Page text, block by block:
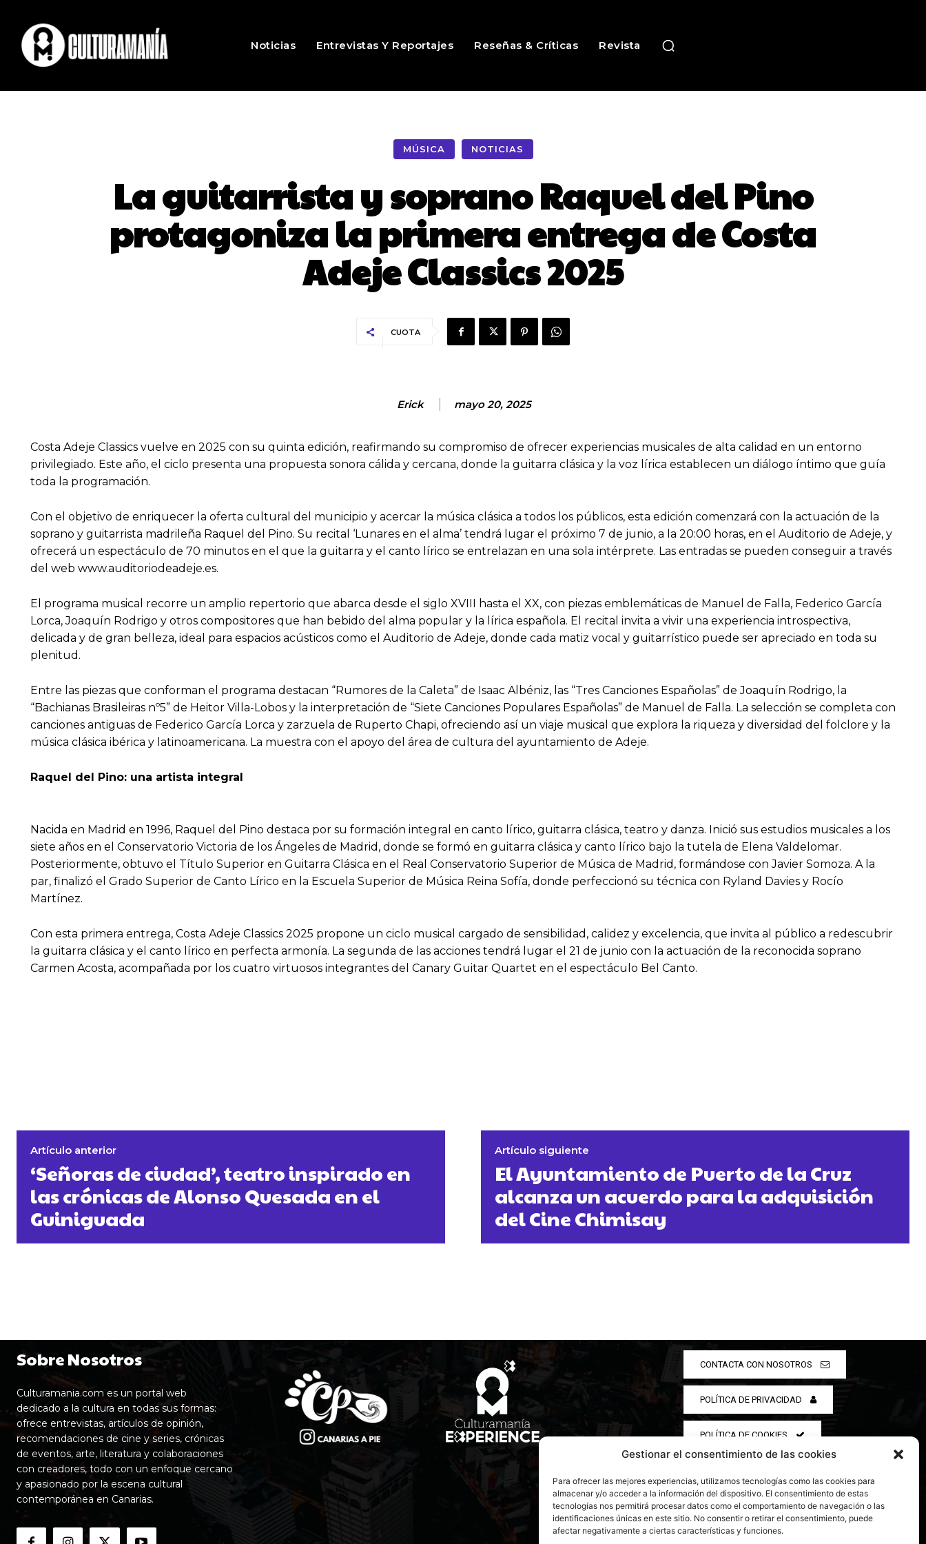
Gestionar el consentimiento de las cookies
Para ofrecer las mejores experiencias, utilizamos tecnologías como las cookies para
almacenar y/o acceder a la información del dispositivo. El consentimiento de estas
tecnologías nos permitirá procesar datos como el comportamiento de navegación o las
identificaciones únicas en este sitio. No consentir o retirar el consentimiento, puede
afectar negativamente a ciertas características y funciones.
Noticias Entrevistas Y Reportajes Reseñas & Críticas Revista
MÚSICA NOTICIAS
La guitarrista y soprano Raquel del Pino
protagoniza la primera entrega de Costa
Adeje Classics 2025
CUOTA
Erick mayo 20, 2025
Costa Adeje Classics vuelve en 2025 con su quinta edición, reafirmando su compromiso de ofrecer experiencias musicales de alta calidad en un entorno
privilegiado. Este año, el ciclo presenta una propuesta sonora cálida y cercana, donde la guitarra clásica y la voz lírica establecen un diálogo íntimo que guía
toda la programación.
Con el objetivo de enriquecer la oferta cultural del municipio y acercar la música clásica a todos los públicos, esta edición comenzará con la actuación de la
soprano y guitarrista madrileña Raquel del Pino. Su recital ‘Lunares en el alma’ tendrá lugar el próximo 7 de junio, a la 20:00 horas, en el Auditorio de Adeje, y
ofrecerá un espectáculo de 70 minutos en el que la guitarra y el canto lírico se entrelazan en una sola intérprete. Las entradas se pueden conseguir a través
del web www.auditoriodeadeje.es.
El programa musical recorre un amplio repertorio que abarca desde el siglo XVIII hasta el XX, con piezas emblemáticas de Manuel de Falla, Federico García
Lorca, Joaquín Rodrigo y otros compositores que han bebido del alma popular y la lírica española. El recital invita a vivir una experiencia introspectiva,
delicada y de gran belleza, ideal para espacios acústicos como el Auditorio de Adeje, donde cada matiz vocal y guitarrístico puede ser apreciado en toda su
plenitud.
Entre las piezas que conforman el programa destacan “Rumores de la Caleta” de Isaac Albéniz, las “Tres Canciones Españolas” de Joaquín Rodrigo, la
“Bachianas Brasileiras nº5” de Heitor Villa-Lobos y la interpretación de “Siete Canciones Populares Españolas” de Manuel de Falla. La selección se completa con
canciones antiguas de Federico García Lorca y zarzuela de Ruperto Chapi, ofreciendo así un viaje musical que explora la riqueza y diversidad del folclore y la
música clásica ibérica y latinoamericana. La muestra con el apoyo del área de cultura del ayuntamiento de Adeje.
Raquel del Pino: una artista integral
Nacida en Madrid en 1996, Raquel del Pino destaca por su formación integral en canto lírico, guitarra clásica, teatro y danza. Inició sus estudios musicales a los
siete años en el Conservatorio Victoria de los Ángeles de Madrid, donde se formó en guitarra clásica y canto lírico bajo la tutela de Elena Valdelomar.
Posteriormente, obtuvo el Título Superior en Guitarra Clásica en el Real Conservatorio Superior de Música de Madrid, formándose con Javier Somoza. A la
par, finalizó el Grado Superior de Canto Lírico en la Escuela Superior de Música Reina Sofía, donde perfeccionó su técnica con Ryland Davies y Rocío
Martínez.
Con esta primera entrega, Costa Adeje Classics 2025 propone un ciclo musical cargado de sensibilidad, calidez y excelencia, que invita al público a redescubrir
la guitarra clásica y el canto lírico en perfecta armonía. La segunda de las acciones tendrá lugar el 21 de junio con la actuación de la reconocida soprano
Carmen Acosta, acompañada por los cuatro virtuosos integrantes del Canary Guitar Quartet en el espectáculo Bel Canto.
Artículo anterior
‘Señoras de ciudad’, teatro inspirado en
las crónicas de Alonso Quesada en el
Guiniguada
Artículo siguiente
El Ayuntamiento de Puerto de la Cruz
alcanza un acuerdo para la adquisición
del Cine Chimisay
Sobre Nosotros
Culturamania.com es un portal web
dedicado a la cultura en todas sus formas:
ofrece entrevistas, artículos de opinión,
recomendaciones de cine y series, crónicas
de eventos, arte, literatura y colaboraciones
con creadores, todo con un enfoque cercano
y apasionado por la escena cultural
contemporánea en Canarias.
CONTACTA CON NOSOTROS
POLÍTICA DE PRIVACIDAD
POLÍTICA DE COOKIES